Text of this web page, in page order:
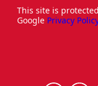
This site is
Google Privacy